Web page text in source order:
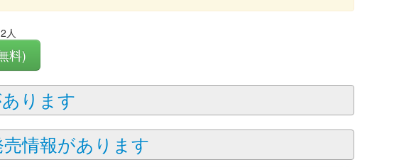
人
料)
ります
情報があります